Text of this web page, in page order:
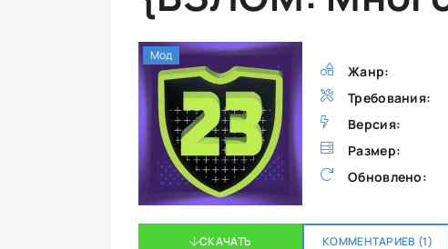
Жанр:
Требования:
Версия:
Размер:
Обновлено:
СКАЧАТЬ КОММЕНТАРИЕВ (1)
Мод